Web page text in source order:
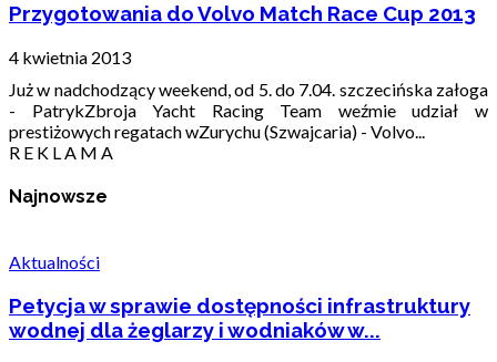
Przygotowania do Volvo Match Race Cup 2013
4 kwietnia 2013
Już w nadchodzący weekend, od 5. do 7.04. szczecińska załoga
- PatrykZbroja Yacht Racing Team weźmie udział w
prestiżowych regatach wZurychu (Szwajcaria) - Volvo...
R E K L A M A
Najnowsze
Aktualności
Petycja w sprawie dostępności infrastruktury
wodnej dla żeglarzy i wodniaków w...